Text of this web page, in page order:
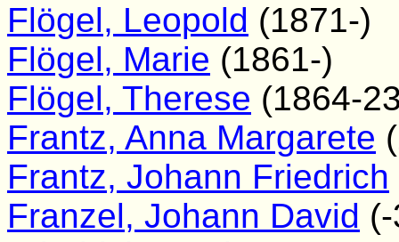
Flögel, Leopold (1871-)
Flögel, Marie (1861-)
Flögel, Therese (1864-
Frantz, Anna Margarete
Frantz, Johann Friedrich
Franzel, Johann David